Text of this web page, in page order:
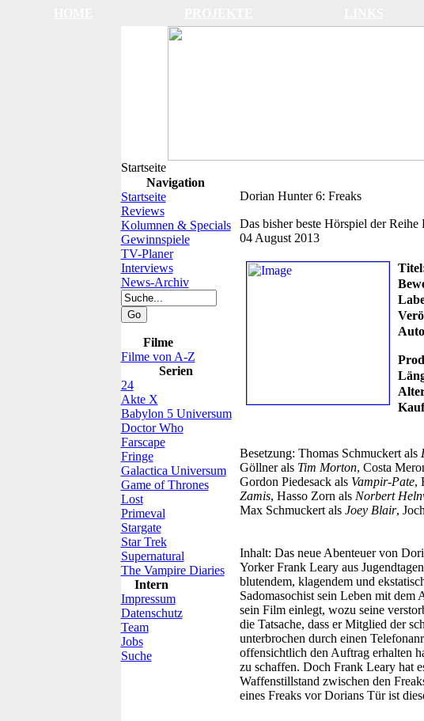
Startseite
Navigation
Startseite
Reviews
Kolumnen & Specials
Gewinnspiele
TV-Planer
Interviews
News-Archiv
Filme
Filme von A-Z
Serien
24
Akte X
Babylon 5 Universum
Doctor Who
Farscape
Fringe
Galactica Universum
Game of Thrones
Lost
Primeval
Stargate
Star Trek
Supernatural
The Vampire Diaries
Intern
Impressum
Datenschutz
Team
Jobs
Suche
Dorian Hunter 6: Freaks
Das bisher beste Hörspiel der Reihe
04 August 2013
Besetzung: Thomas Schmuckert als
Göllner als Tim Morton, Costa
Gordon Piedesack als Vampir-Pate,
Zamis, Hasso Zorn als Norbert
Max Schmuckert als Joey Blair,
Inhalt: Das neue Abenteuer von
Yorker Frank Leary aus
blutendem, klagendem und
Sadomasochist sein Leben mit dem
sein Film einlegt, wozu seine
die Tatsache, dass er Mitglied der
unterbrochen durch einen
offensichtlich den Auftrag erhalten
zu schaffen. Doch Frank Leary hat
Waffenstillstand zwischen den
eines Freaks vor Dorians Tür ist